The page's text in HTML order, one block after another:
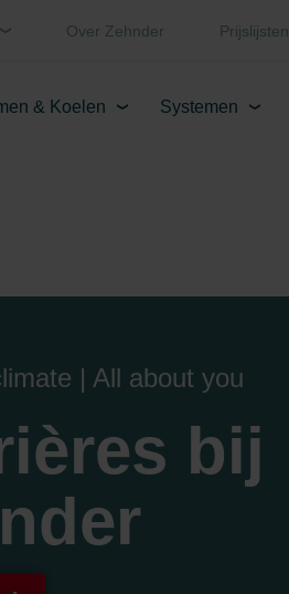
Over Zehnder Prijslijsten
& Koelen Systemen
| All about you
bij